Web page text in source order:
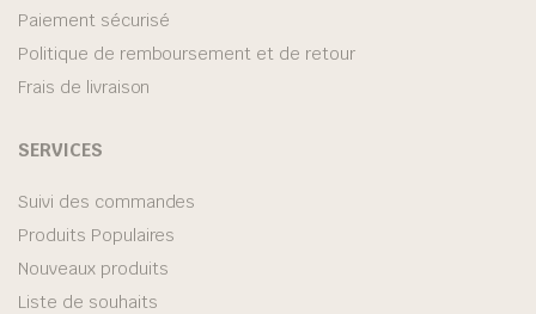
Paiement sécurisé
Politique de remboursement et de retour
Frais de livraison
SERVICES
Suivi des commandes
Produits Populaires
Nouveaux produits
Liste de souhaits